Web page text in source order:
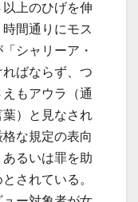
上のひげを伸
間通りにモス
シャリーア・
ばならず、つ
もアウラ（通
）と見なされ
な規定の表向
るいは罪を助
されている。